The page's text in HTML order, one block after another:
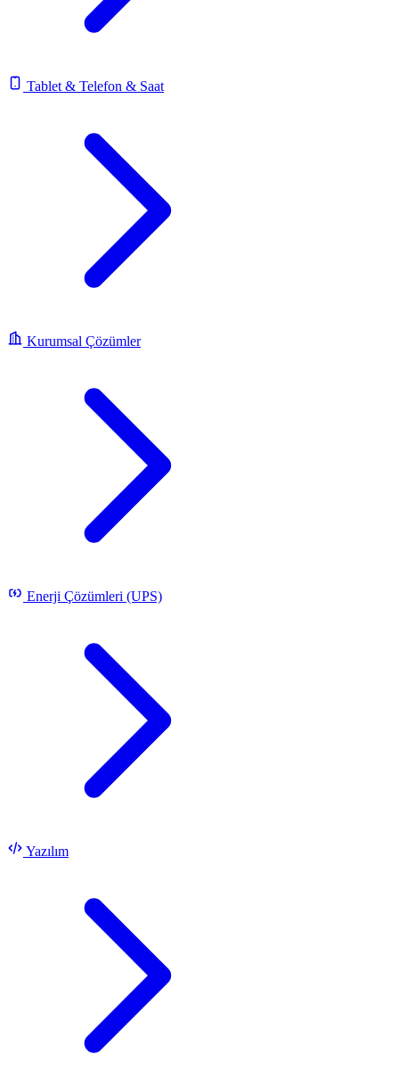
Tablet & Telefon & Saat
Kurumsal Çözümler
Enerji Çözümleri (UPS)
Yazılım